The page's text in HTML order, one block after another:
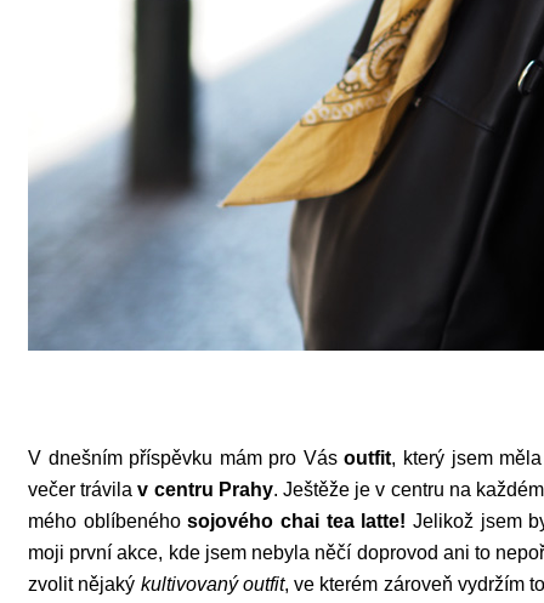
V dnešním příspěvku mám pro Vásoutfit, který jsem
večer trávilav centru Prahy. Ještěže je v centru na
mého oblíbenéhosojového chai tea latte! Jelikož jsem
moji první akce, kde jsem nebyla něčí doprovod ani to
zvolit nějaký kultivovaný outfit, ve kterém zároveň vydržím